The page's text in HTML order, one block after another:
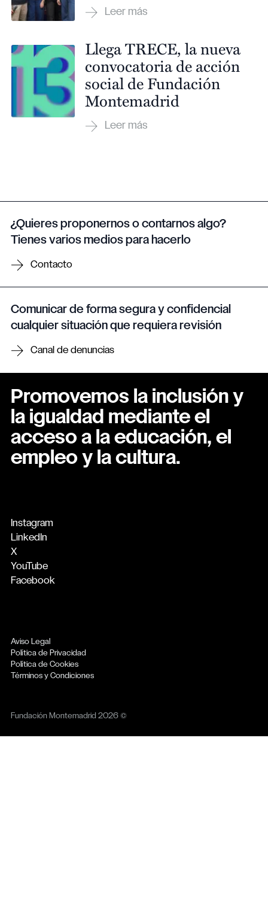
Llega TRECE, la nueva
convocatoria de acción
social de Fundación
Montemadrid
¿Quieres proponernos o contarnos algo?
Tienes varios medios para hacerlo
Contacto
Comunicar de forma segura y confidencial
cualquier situación que requiera revisión
Canal de denuncias
Promovemos la inclusión y
la igualdad mediante el
acceso a la educación, el
empleo y la cultura.
Instagram
LinkedIn
X
YouTube
Facebook
Aviso Legal
Política de Privacidad
Política de Cookies
Términos y Condiciones
Fundación Montemadrid 2026 ©